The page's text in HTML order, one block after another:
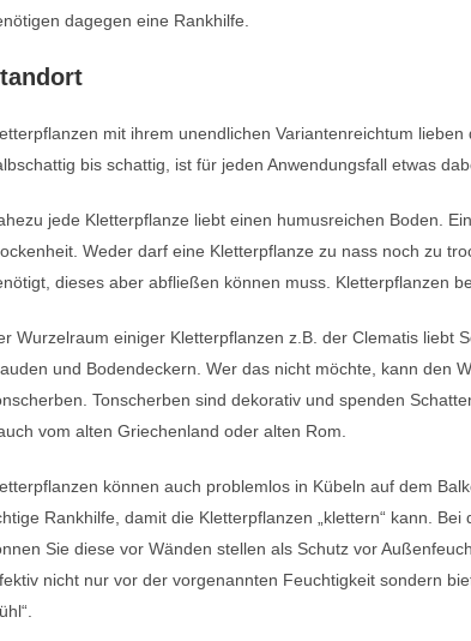
dagegen eine Rankhilfe.
mit ihrem unendlichen Variantenreichtum
bis schattig, ist für jeden Anwendungsfall etwas
jede Kletterpflanze liebt einen humusreichen Boden.
Weder darf eine Kletterpflanze zu nass noch zu
dieses aber abfließen können muss. Kletterpflanzen
Wurzelraum einiger Kletterpflanzen z.B. der Clematis liebt
und Bodendeckern. Wer das nicht möchte, kann den
Tonscherben sind dekorativ und spenden
vom alten Griechenland oder alten Rom.
können auch problemlos in Kübeln auf dem
Rankhilfe, damit die Kletterpflanzen „klettern“ kann.
Sie diese vor Wänden stellen als Schutz vor
nicht nur vor der vorgenannten Feuchtigkeit sondern